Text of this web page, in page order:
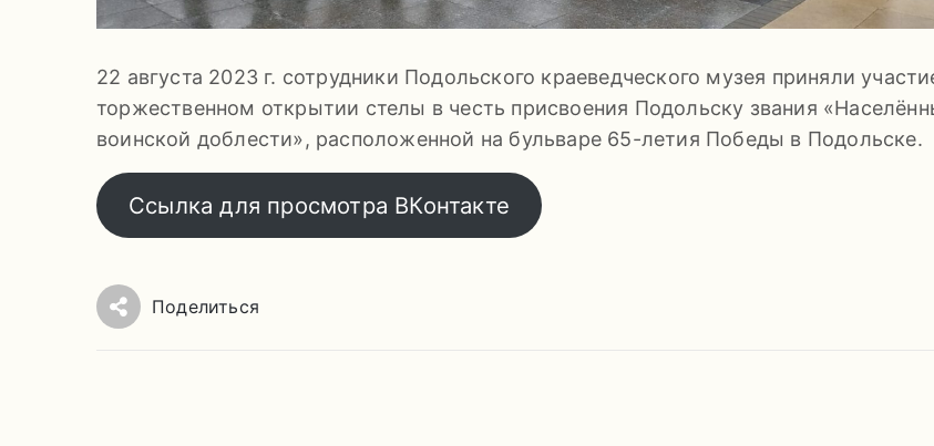
22 августа 2023 г. сотрудники Подольского краеведческого музея приняли
торжественном открытии стелы в честь присвоения Подольску звания
воинской доблести», расположенной на бульваре 65-летия Победы в Подольске.
Ссылка для просмотра ВКонтакте
Поделиться